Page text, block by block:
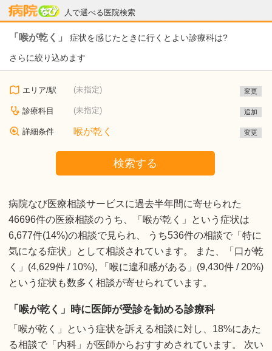
人で選べる医院検索
病院なび
「喉が乾く」 症状を感じたときに行くとよい診療科は?
さらに絞り込めます
エリア/駅 (未指定) 変更
診療科目 (未指定) 追加
詳細条件 喉が乾く 変更
検索する
病院なび医療相談サービスに過去半年間に寄せられた
46696件の医療相談のうち、「喉が乾く」という症状は
6,677件(14%)の相談で見られ、 うち536件の相談で「特に
気になる症状」として相談されています。 また、「口が乾
く」(4,629件 / 10%), 「喉に違和感がある」(9,430件 / 20%)
という症状も数多く相談が寄せられています。
「喉が乾く」時に医師が受診を勧める診療科
「喉が乾く」という症状を訴える相談に対し、18%にあた
る相談で「内科」が医師からおすすめされています。 次い